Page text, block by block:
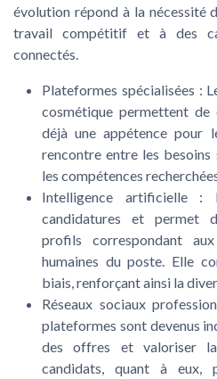
évolution répond à la nécessité
travail compétitif et à des
connectés.
Plateformes spécialisées :
cosmétique permettent
déjà une appétence pour
rencontre entre les
les compétences
Intelligence artificielle :
candidatures et permet
profils correspondant
humaines du poste. Elle
biais, renforçant ainsi la
Réseaux sociaux
plateformes sont devenus
des offres et valoriser la
candidats, quant à eux,